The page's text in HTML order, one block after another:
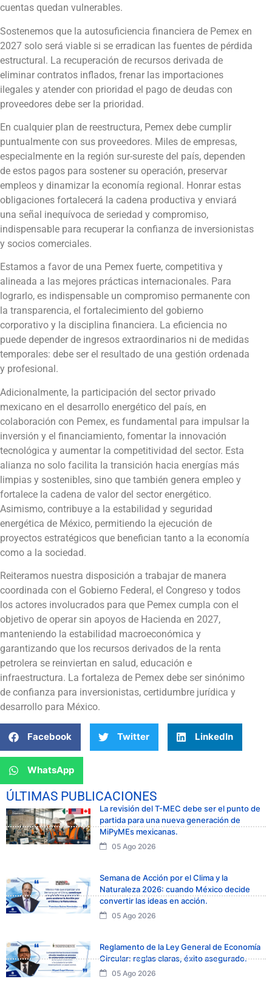
cuentas quedan vulnerables.
Sostenemos que la autosuficiencia financiera de Pemex en
2027 solo será viable si se erradican las fuentes de pérdida
estructural. La recuperación de recursos derivada de
eliminar contratos inflados, frenar las importaciones
ilegales y atender con prioridad el pago de deudas con
proveedores debe ser la prioridad.
En cualquier plan de reestructura, Pemex debe cumplir
puntualmente con sus proveedores. Miles de empresas,
especialmente en la región sur-sureste del país, dependen
de estos pagos para sostener su operación, preservar
empleos y dinamizar la economía regional. Honrar estas
obligaciones fortalecerá la cadena productiva y enviará
una señal inequívoca de seriedad y compromiso,
indispensable para recuperar la confianza de inversionistas
y socios comerciales.
Estamos a favor de una Pemex fuerte, competitiva y
alineada a las mejores prácticas internacionales. Para
lograrlo, es indispensable un compromiso permanente con
la transparencia, el fortalecimiento del gobierno
corporativo y la disciplina financiera. La eficiencia no
puede depender de ingresos extraordinarios ni de medidas
temporales: debe ser el resultado de una gestión ordenada
y profesional.
Adicionalmente, la participación del sector privado
mexicano en el desarrollo energético del país, en
colaboración con Pemex, es fundamental para impulsar la
inversión y el financiamiento, fomentar la innovación
tecnológica y aumentar la competitividad del sector. Esta
alianza no solo facilita la transición hacia energías más
limpias y sostenibles, sino que también genera empleo y
fortalece la cadena de valor del sector energético.
Asimismo, contribuye a la estabilidad y seguridad
energética de México, permitiendo la ejecución de
proyectos estratégicos que benefician tanto a la economía
como a la sociedad.
Reiteramos nuestra disposición a trabajar de manera
coordinada con el Gobierno Federal, el Congreso y todos
los actores involucrados para que Pemex cumpla con el
objetivo de operar sin apoyos de Hacienda en 2027,
manteniendo la estabilidad macroeconómica y
garantizando que los recursos derivados de la renta
petrolera se reinviertan en salud, educación e
infraestructura. La fortaleza de Pemex debe ser sinónimo
de confianza para inversionistas, certidumbre jurídica y
desarrollo para México.
Facebook Twitter LinkedIn
WhatsApp
ÚLTIMAS PUBLICACIONES
La revisión del T-MEC debe ser el punto de
partida para una nueva generación de
MiPyMEs mexicanas.
05 Ago 2026
Semana de Acción por el Clima y la
Naturaleza 2026: cuando México decide
convertir las ideas en acción.
05 Ago 2026
Reglamento de la Ley General de Economía
Circular: reglas claras, éxito asegurado.
05 Ago 2026